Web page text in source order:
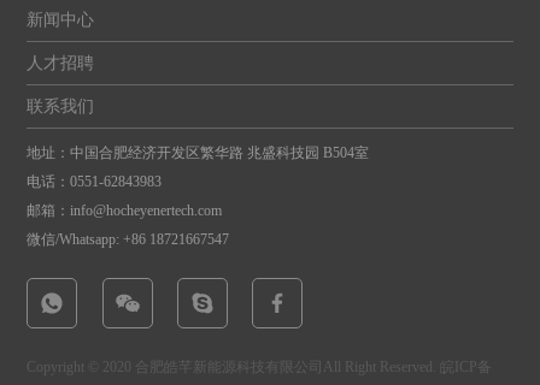
新闻中心
人才招聘
联系我们
地址：中国合肥经济开发区繁华路 兆盛科技园 B504室
电话：0551-62843983
邮箱：info@hocheyenertech.com
微信/Whatsapp: +86 18721667547
Copyright © 2020 合肥皓芊新能源科技有限公司All Right Reserved. 皖ICP备